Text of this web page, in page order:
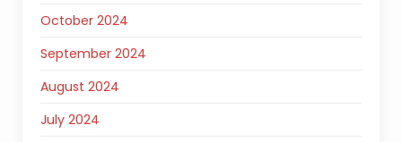
October 2024
September 2024
August 2024
July 2024